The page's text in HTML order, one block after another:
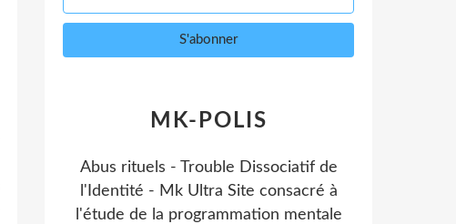
MK-POLIS
Abus rituels - Trouble Dissociatif de
l'Identité - Mk Ultra Site consacré à
l'étude de la programmation mentale